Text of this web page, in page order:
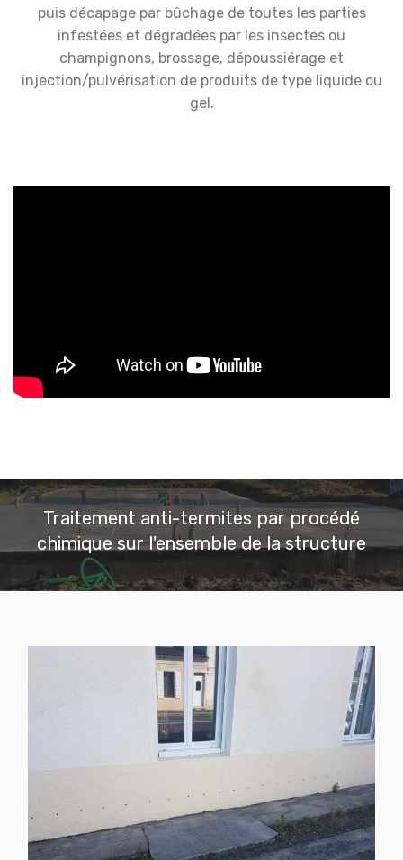
puis décapage par bûchage de toutes les parties
infestées et dégradées par les insectes ou
champignons, brossage, dépoussiérage et
injection/pulvérisation de produits de type liquide ou
gel.
Traitement anti-termites par procédé
chimique sur l'ensemble de la structure